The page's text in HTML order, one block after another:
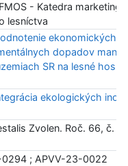
- Katedra
lesníctva
ekonomických,
dopadov
SR na lesné
ekologických
Zvolen. Roč. 66, č. 2
; APVV-23-0022